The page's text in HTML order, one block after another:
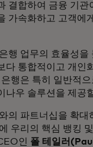
결합하여 금융 기
가속화하고 고객에
행 업무의 효율성을
다 통합적이고 개인
행은 특히 일반적
나우 솔루션을 제공
의 파트너십을 확대
우리의 핵심 뱅킹
인 폴 테일러